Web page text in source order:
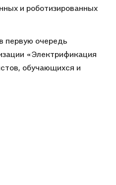
и роботизированных
первую очередь
«Электрификация
обучающихся и